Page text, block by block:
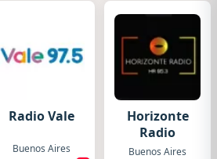
Radio Vale
Buenos Aires
Horizonte
Radio
Buenos Aires